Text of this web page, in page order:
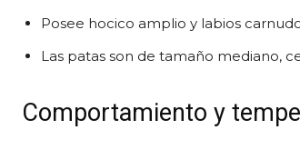
Posee hocico amplio y labios
Las patas son de tamaño mediano,
Comportamiento y